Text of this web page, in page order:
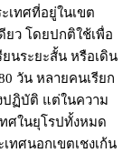
เทศที่อยู่ในเขต
ยว โดยปกติใช้เพื่อ
ยนระยะสั้น หรือเดิน
วัน หลายคนเรียก
ปฏิบัติ แต่ในความ
ศในยุโรปทั้งหมด
ทศนอกเขตเชงเก้น